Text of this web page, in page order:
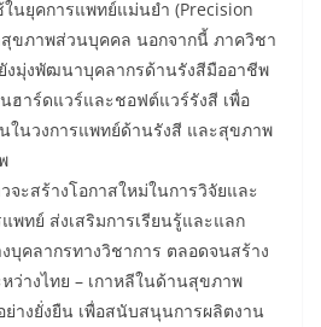
นยุคการแพทย์แม่นยำ (Precision
ขภาพส่วนบุคคล นอกจากนี้ ภาควิชา
งมุ่งพัฒนาบุคลากรด้านรังสีมืออาชีพ
ฮาร์ดแวร์และชอฟต์แวร์รังสี เพื่อ
ในวงการแพทย์ด้านรังสี และสุขภาพ
จะสร้างโอกาสใหม่ในการวิจัยและ
ทย์ ส่งเสริมการเรียนรู้และแลก
บุคลากรทางวิชาการ ตลอดจนสร้าง
ว่างไทย – เกาหลีในด้านสุขภาพ
างยั่งยืน เพื่อสนับสนุนการผลิตงาน